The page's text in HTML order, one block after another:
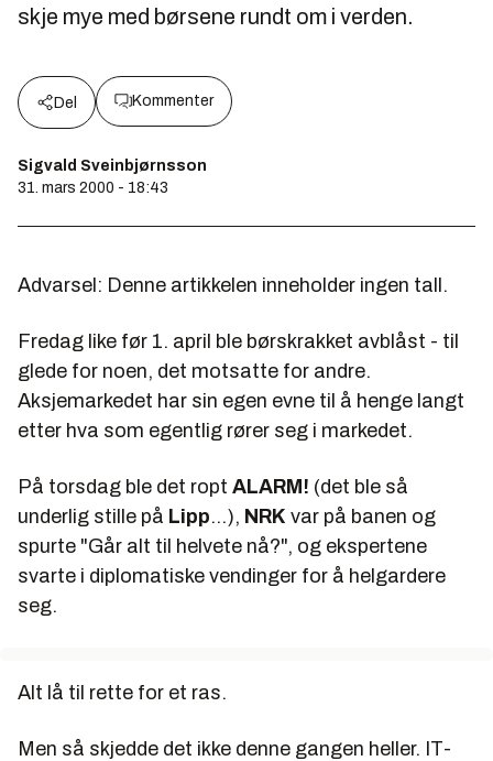
skje mye med børsene rundt om i verden.
Del Kommenter
Sigvald Sveinbjørnsson
31. mars 2000 - 18:43
Advarsel: Denne artikkelen inneholder ingen tall.
Fredag like før 1. april ble børskrakket avblåst - til
glede for noen, det motsatte for andre.
Aksjemarkedet har sin egen evne til å henge langt
etter hva som egentlig rører seg i markedet.
På torsdag ble det ropt ALARM! (det ble så
underlig stille på Lipp...), NRK var på banen og
spurte "Går alt til helvete nå?", og ekspertene
svarte i diplomatiske vendinger for å helgardere
seg.
Alt lå til rette for et ras.
Men så skjedde det ikke denne gangen heller. IT-